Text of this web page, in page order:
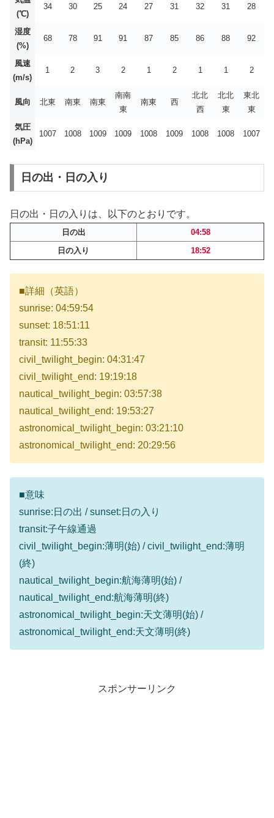
(℃)
34 30 25 24 27 31 32 31 28
湿度
(%)
68 78 91 91 87 85 86 88 92
風速
(m/s)
1 2 3 2 1 2 1 1 2
風向 北東 南東 南東
南南
東
南東 西
北北
西
北北
東
東北
東
気圧
(hPa)
1007 1008 1009 1009 1008 1009 1008 1008 1007
日の出・日の入り
日の出・日の入りは、以下のとおりです。
日の出
04:58
日の入り
18:52
■詳細（英語）
sunrise: 04:59:54
sunset: 18:51:11
transit: 11:55:33
civil_twilight_begin: 04:31:47
civil_twilight_end: 19:19:18
nautical_twilight_begin: 03:57:38
nautical_twilight_end: 19:53:27
astronomical_twilight_begin: 03:21:10
astronomical_twilight_end: 20:29:56
■意味
sunrise:日の出 / sunset:日の入り
transit:子午線通過
civil_twilight_begin:薄明(始) / civil_twilight_end:薄明
(終)
nautical_twilight_begin:航海薄明(始) /
nautical_twilight_end:航海薄明(終)
astronomical_twilight_begin:天文薄明(始) /
astronomical_twilight_end:天文薄明(終)
スポンサーリンク